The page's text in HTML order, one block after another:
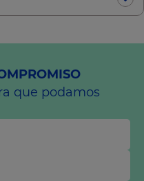
que podamos